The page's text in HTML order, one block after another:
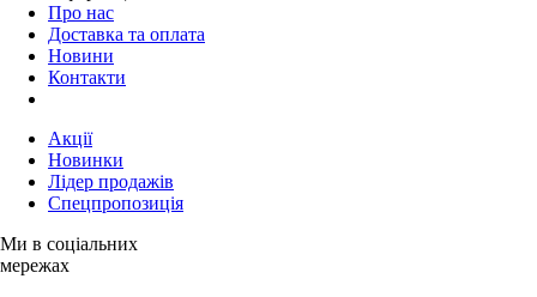
Про нас
Доставка та оплата
Новини
Контакти
Акції
Новинки
Лідер продажів
Спецпропозиція
Ми в соціальних
мережах